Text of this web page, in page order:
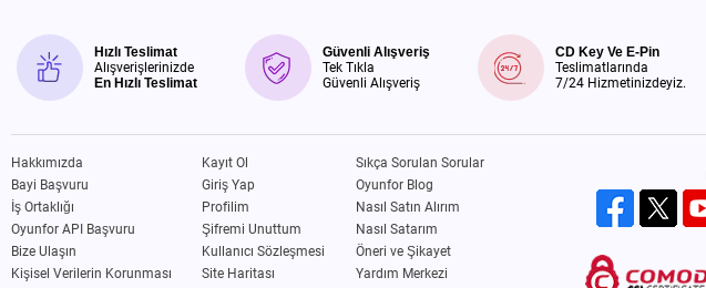
Hızlı Teslimat
Alışverişlerinizde
En Hızlı Teslimat
Güvenli Alışveriş
Tek Tıkla
Güvenli Alışveriş
CD Key Ve E-Pin
Teslimatlarında
7/24 Hizmetinizdeyiz.
Hakkımızda
Bayi Başvuru
İş Ortaklığı
Oyunfor API Başvuru
Bize Ulaşın
Kişisel Verilerin Korunması
Kayıt Ol
Giriş Yap
Profilim
Şifremi Unuttum
Kullanıcı Sözleşmesi
Site Haritası
Sıkça Sorulan Sorular
Oyunfor Blog
Nasıl Satın Alırım
Nasıl Satarım
Öneri ve Şikayet
Yardım Merkezi